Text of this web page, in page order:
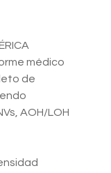
médico
de
AOH/LOH